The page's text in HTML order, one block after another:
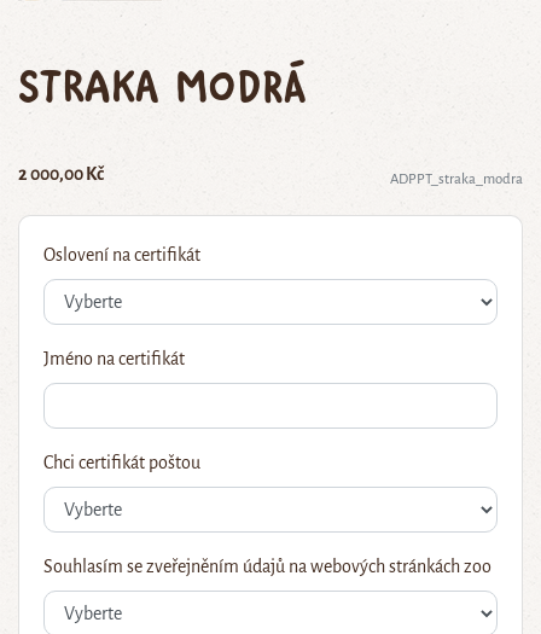
straka modrá
2 000,00 Kč ADPPT_straka_modra
Oslovení na certifikát
Jméno na certifikát
Chci certifikát poštou
Souhlasím se zveřejněním údajů na webových stránkách zoo